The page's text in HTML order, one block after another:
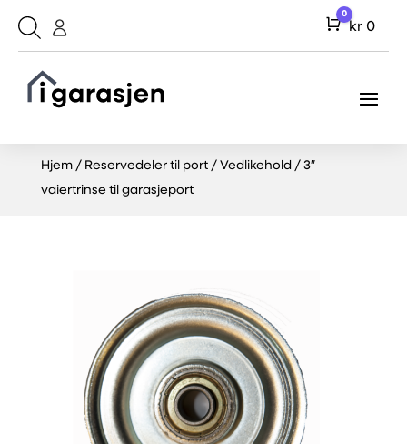
Cart
0
kr 0
Hjem/ Reservedeler til port/ Vedlikehold / 3″
vaiertrinse til garasjeport